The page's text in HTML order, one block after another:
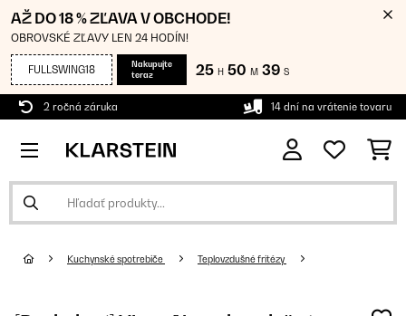
AŽ DO 18 % ZĽAVA V OBCHODE!
OBROVSKÉ ZĽAVY LEN 24 HODÍN!
FULLSWING18
Nakupujte
teraz
25 H 50 M 38 S
2 ročná záruka 14 dní na vrátenie tovaru
Kuchynské spotrebiče Teplovzdušné fritézy